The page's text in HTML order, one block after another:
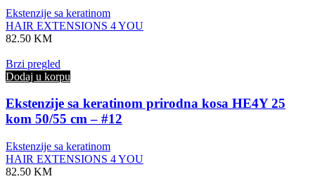
Ekstenzije sa keratinom
HAIR EXTENSIONS 4 YOU
82.50 KM
Brzi pregled
Dodaj u korpu
Ekstenzije sa keratinom prirodna kosa HE4Y 25
kom 50/55 cm – #12
Ekstenzije sa keratinom
HAIR EXTENSIONS 4 YOU
82.50 KM